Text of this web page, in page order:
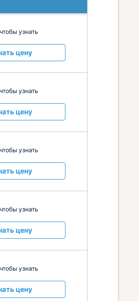
узнать
цену
узнать
цену
узнать
цену
узнать
цену
узнать
цену